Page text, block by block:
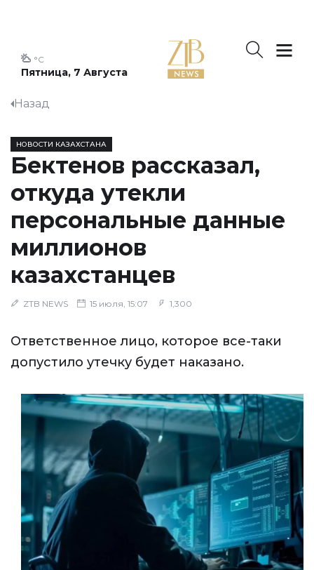
Пятница, 7 Августа
°C
Назад
НОВОСТИ КАЗАХСТАНА
Бектенов рассказал,
откуда утекли
персональные данные
миллионов
казахстанцев
ZTB NEWS 15 июля, 15:07 1,300
Ответственное лицо, которое все-таки
допустило утечку будет наказано.